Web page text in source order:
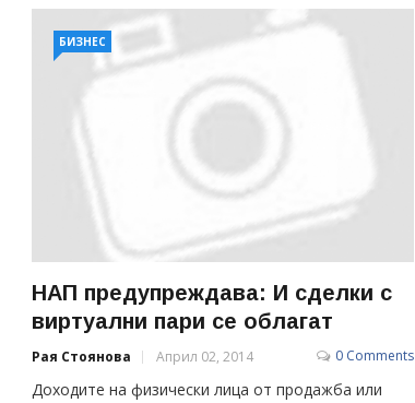
БИЗНЕС
НАП предупреждава: И сделки с
виртуални пари се облагат
Рая Стоянова Април 02, 2014 0 Comments
Доходите на физически лица от продажба или